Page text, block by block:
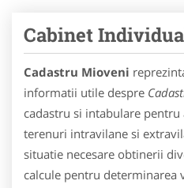
Cabinet
Cadastru Mioveni
informatii utile despre
cadastru si intabulare pentru
terenuri intravilane si
situatie necesare obtinerii
calcule pentru determinarea